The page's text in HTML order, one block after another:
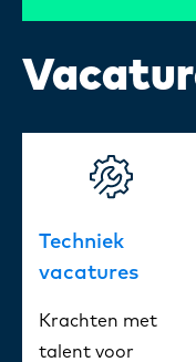
Techniek
vacatures
Krachten met
talent voor